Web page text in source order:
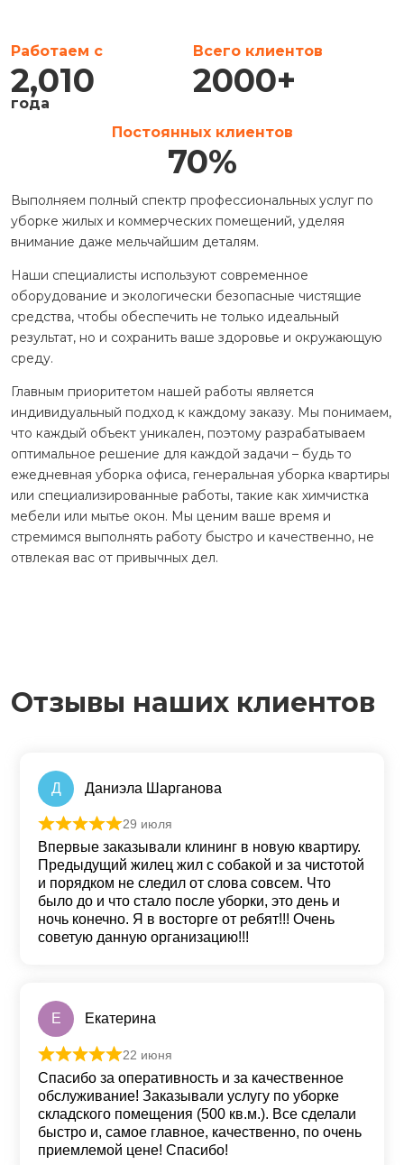
Работаем с
2,010
года
Всего клиентов
2000+
Постоянных клиентов
70%
Выполняем полный спектр профессиональных услуг по
уборке жилых и коммерческих помещений, уделяя
внимание даже мельчайшим деталям.
Наши специалисты используют современное
оборудование и экологически безопасные чистящие
средства, чтобы обеспечить не только идеальный
результат, но и сохранить ваше здоровье и окружающую
среду.
Главным приоритетом нашей работы является
индивидуальный подход к каждому заказу. Мы понимаем,
что каждый объект уникален, поэтому разрабатываем
оптимальное решение для каждой задачи – будь то
ежедневная уборка офиса, генеральная уборка квартиры
или специализированные работы, такие как химчистка
мебели или мытье окон. Мы ценим ваше время и
стремимся выполнять работу быстро и качественно, не
отвлекая вас от привычных дел.
Отзывы наших клиентов
Д Даниэла Шарганова
Оценка
29 июля
Впервые заказывали клининг в новую квартиру.
Предыдущий жилец жил с собакой и за чистотой
и порядком не следил от слова совсем. Что
было до и что стало после уборки, это день и
ночь конечно. Я в восторге от ребят!!! Очень
советую данную организацию!!!
Е Екатерина
Оценка
22 июня
Спасибо за оперативность и за качественное
обслуживание! Заказывали услугу по уборке
складского помещения (500 кв.м.). Все сделали
быстро и, самое главное, качественно, по очень
приемлемой цене! Спасибо!